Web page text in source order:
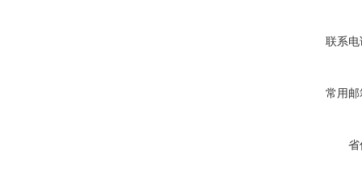
联系电
常用邮
省